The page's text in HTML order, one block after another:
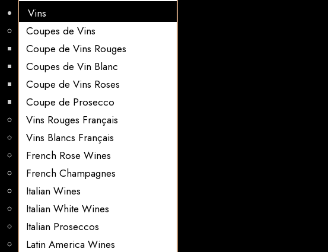
Vins
Coupes de Vins
Coupe de Vins Rouges
Coupes de Vin Blanc
Coupe de Vins Roses
Coupe de Prosecco
Vins Rouges Français
Vins Blancs Français
French Rose Wines
French Champagnes
Italian Wines
Italian White Wines
Italian Proseccos
Latin America Wines